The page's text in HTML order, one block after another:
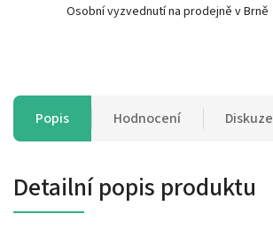
Osobní vyzvednutí na prodejně v Brně
Popis Hodnocení Diskuze
Detailní popis produktu